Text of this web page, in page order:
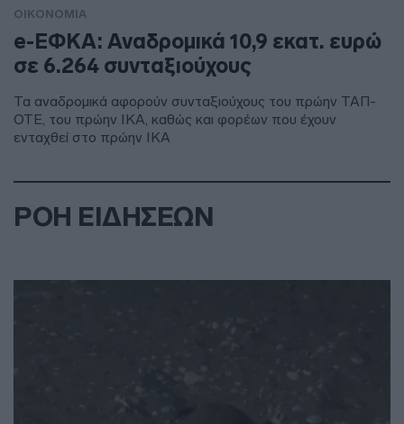
ΟΙΚΟΝΟΜΙΑ
e-ΕΦΚΑ: Αναδρομικά 10,9 εκατ. ευρώ
σε 6.264 συνταξιούχους
Τα αναδρομικά αφορούν συνταξιούχους του πρώην ΤΑΠ-
ΟΤΕ, του πρώην ΙΚΑ, καθώς και φορέων που έχουν
ενταχθεί στο πρώην ΙΚΑ
ΡΟΗ ΕΙΔΗΣΕΩΝ